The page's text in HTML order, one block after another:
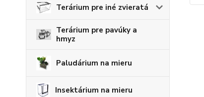
Terárium pre iné zvieratá
Terárium pre pavúky a
hmyz
Paludárium na mieru
Insektárium na mieru